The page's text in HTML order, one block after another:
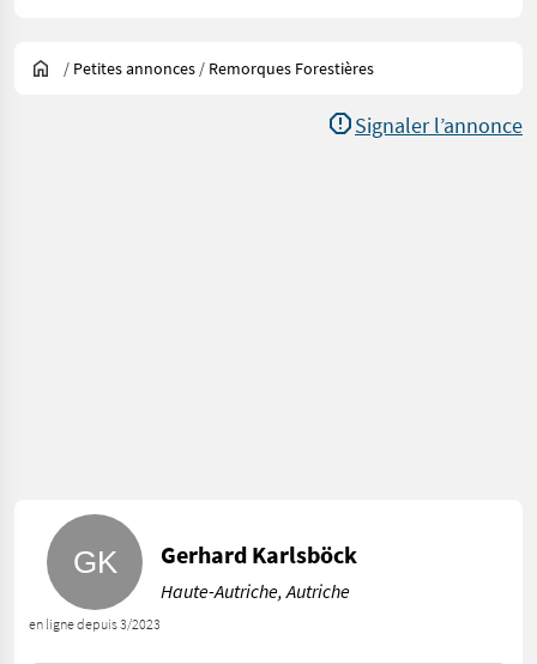
/ Petites annonces / Remorques Forestières
Signaler l’annonce
en ligne depuis 3/2023
Gerhard Karlsböck
Haute-Autriche, Autriche